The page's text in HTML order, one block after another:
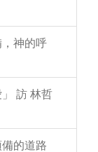
神的呼
訪 林哲
的道路